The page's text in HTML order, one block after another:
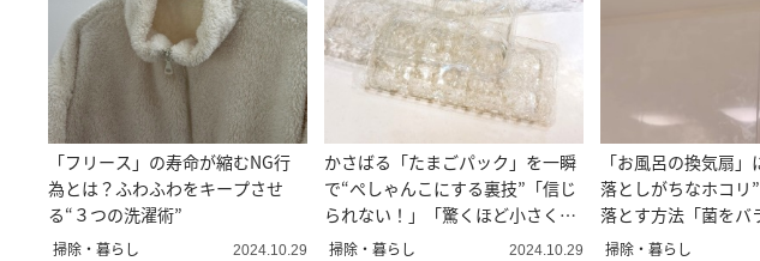
「フリース」の寿命が縮むNG行
為とは？ふわふわをキープさせ
る“３つの洗濯術”
掃除・暮らし 2024.10.29
かさばる「たまごパック」を一瞬
で“ぺしゃんこにする裏技”「信じ
られない！」「驚くほど小さくな
る！」
掃除・暮らし 2024.10.29
「お風呂の換気扇
落としがちなホコリ
落とす方法「菌をバ
た…」
掃除・暮らし